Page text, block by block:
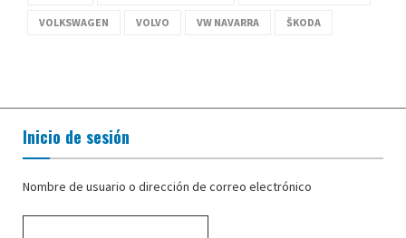
VOLKSWAGEN VOLVO VW NAVARRA ŠKODA
Inicio de sesión
Nombre de usuario o dirección de correo electrónico